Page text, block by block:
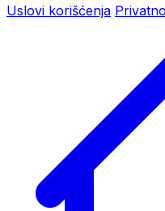
Uslovi korišćenja